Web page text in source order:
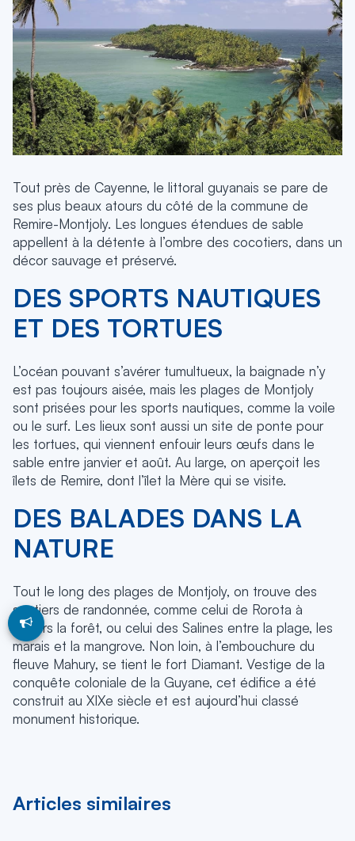
Tout près de Cayenne, le littoral guyanais se pare de
ses plus beaux atours du côté de la commune de
Remire-Montjoly. Les longues étendues de sable
appellent à la détente à l’ombre des cocotiers, dans un
décor sauvage et préservé.
DES SPORTS NAUTIQUES
ET DES TORTUES
L’océan pouvant s’avérer tumultueux, la baignade n’y
est pas toujours aisée, mais les plages de Montjoly
sont prisées pour les sports nautiques, comme la voile
ou le surf. Les lieux sont aussi un site de ponte pour
les tortues, qui viennent enfouir leurs œufs dans le
sable entre janvier et août. Au large, on aperçoit les
îlets de Remire, dont l’îlet la Mère qui se visite.
DES BALADES DANS LA
NATURE
Tout le long des plages de Montjoly, on trouve des
sentiers de randonnée, comme celui de Rorota à
travers la forêt, ou celui des Salines entre la plage, les
marais et la mangrove. Non loin, à l’embouchure du
fleuve Mahury, se tient le fort Diamant. Vestige de la
conquête coloniale de la Guyane, cet édifice a été
construit au XIXe siècle et est aujourd’hui classé
monument historique.
Articles similaires